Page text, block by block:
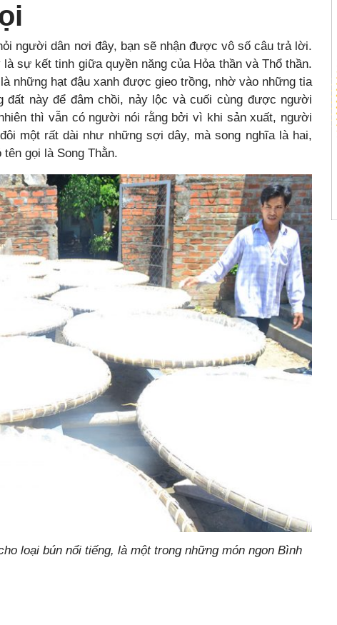
người dân nơi đây, bạn sẽ nhận được vô số câu trả lời.
sự kết tinh giữa quyền năng của Hỏa thần và Thổ thần.
những hạt đậu xanh được gieo trồng, nhờ vào những tia
đất này để đâm chồi, nảy lộc và cuối cùng được người
thì vẫn có người nói rằng bởi vì khi sản xuất, người
một rất dài như những sợi dây, mà song nghĩa là hai,
gọi là Song Thằn.
loại bún nổi tiếng, là một trong những món ngon Bình